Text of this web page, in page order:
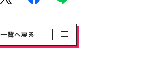
一覧へ戻る